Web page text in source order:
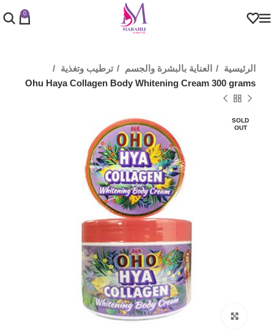
0
الرئيسية العناية بالبشرة والجسم
ترطيب وتغذية
Ohu Haya Collagen Body Whitening Cream 300 grams
SOLD
OUT
Click to enlarge